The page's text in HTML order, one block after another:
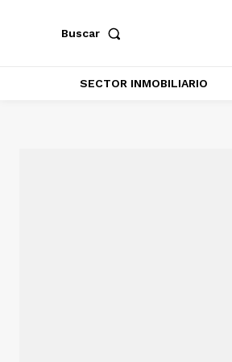
Buscar
SECTOR INMOBILIARIO